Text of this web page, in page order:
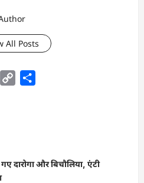
All Posts
Email
Copy
दारोगा और बिचौलिया, एंटी